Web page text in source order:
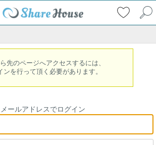
先のページへアクセスするには、
ンを行って頂く必要があります。
メールアドレスでログイン